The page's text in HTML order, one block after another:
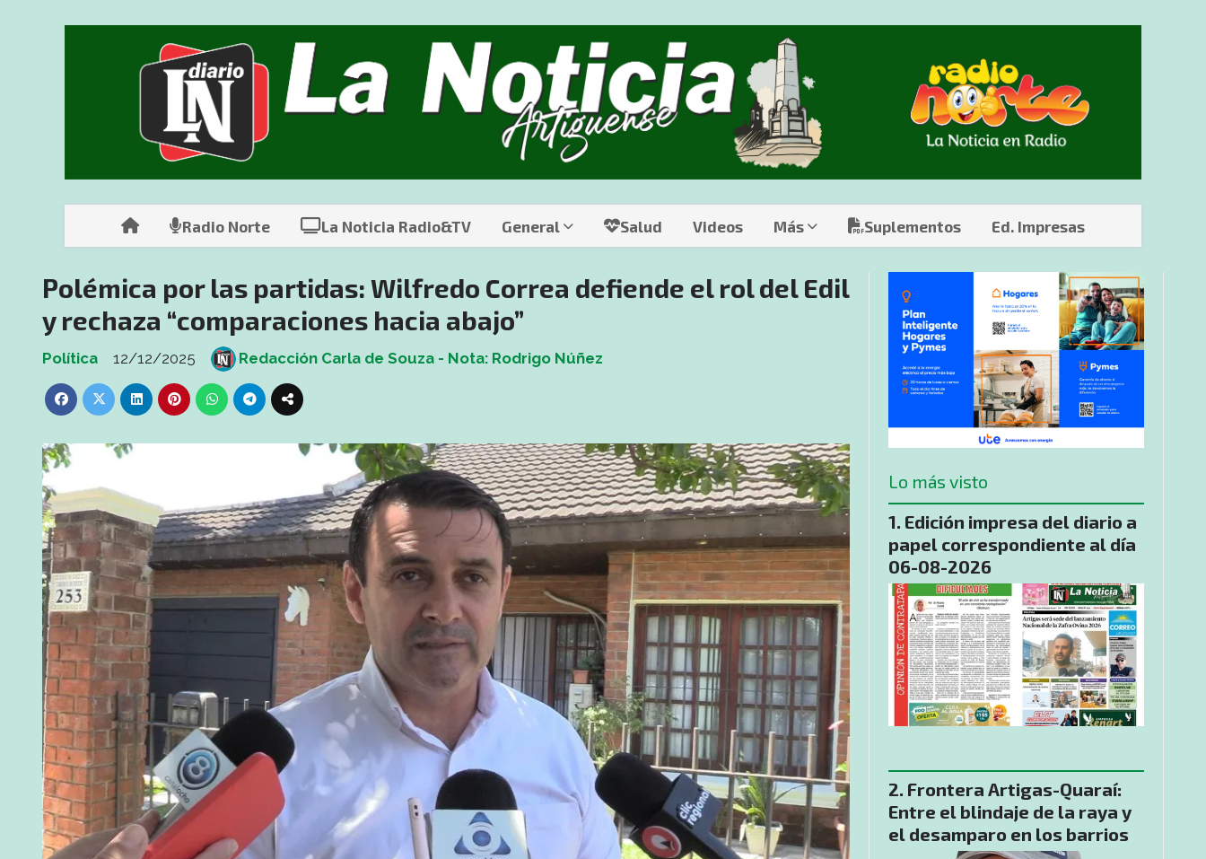
Radio Norte La Noticia Radio&TV General Salud Videos Más Suplementos Ed. Impresas
Polémica por las partidas: Wilfredo Correa defiende el rol del Edil
y rechaza “comparaciones hacia abajo”
Política 12/12/2025 Redacción Carla de Souza - Nota: Rodrigo Núñez
Lo más visto
Edición impresa del diario a
papel correspondiente al día
06-08-2026
​Frontera Artigas-Quaraí:
Entre el blindaje de la raya y
el desamparo en los barrios